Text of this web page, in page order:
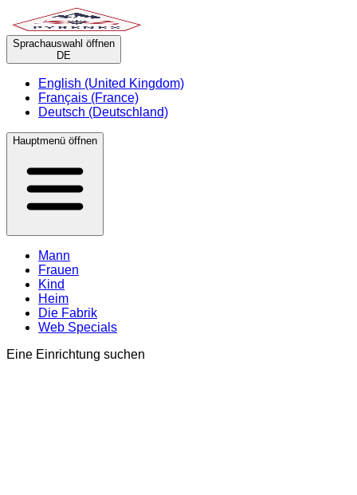
Sprachauswahl öffnen
DE
English (United Kingdom)
Français (France)
Deutsch (Deutschland)
Hauptmenü öffnen
Mann
Frauen
Kind
Heim
Die Fabrik
Web Specials
Eine Einrichtung suchen